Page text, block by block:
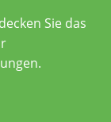
Sie das